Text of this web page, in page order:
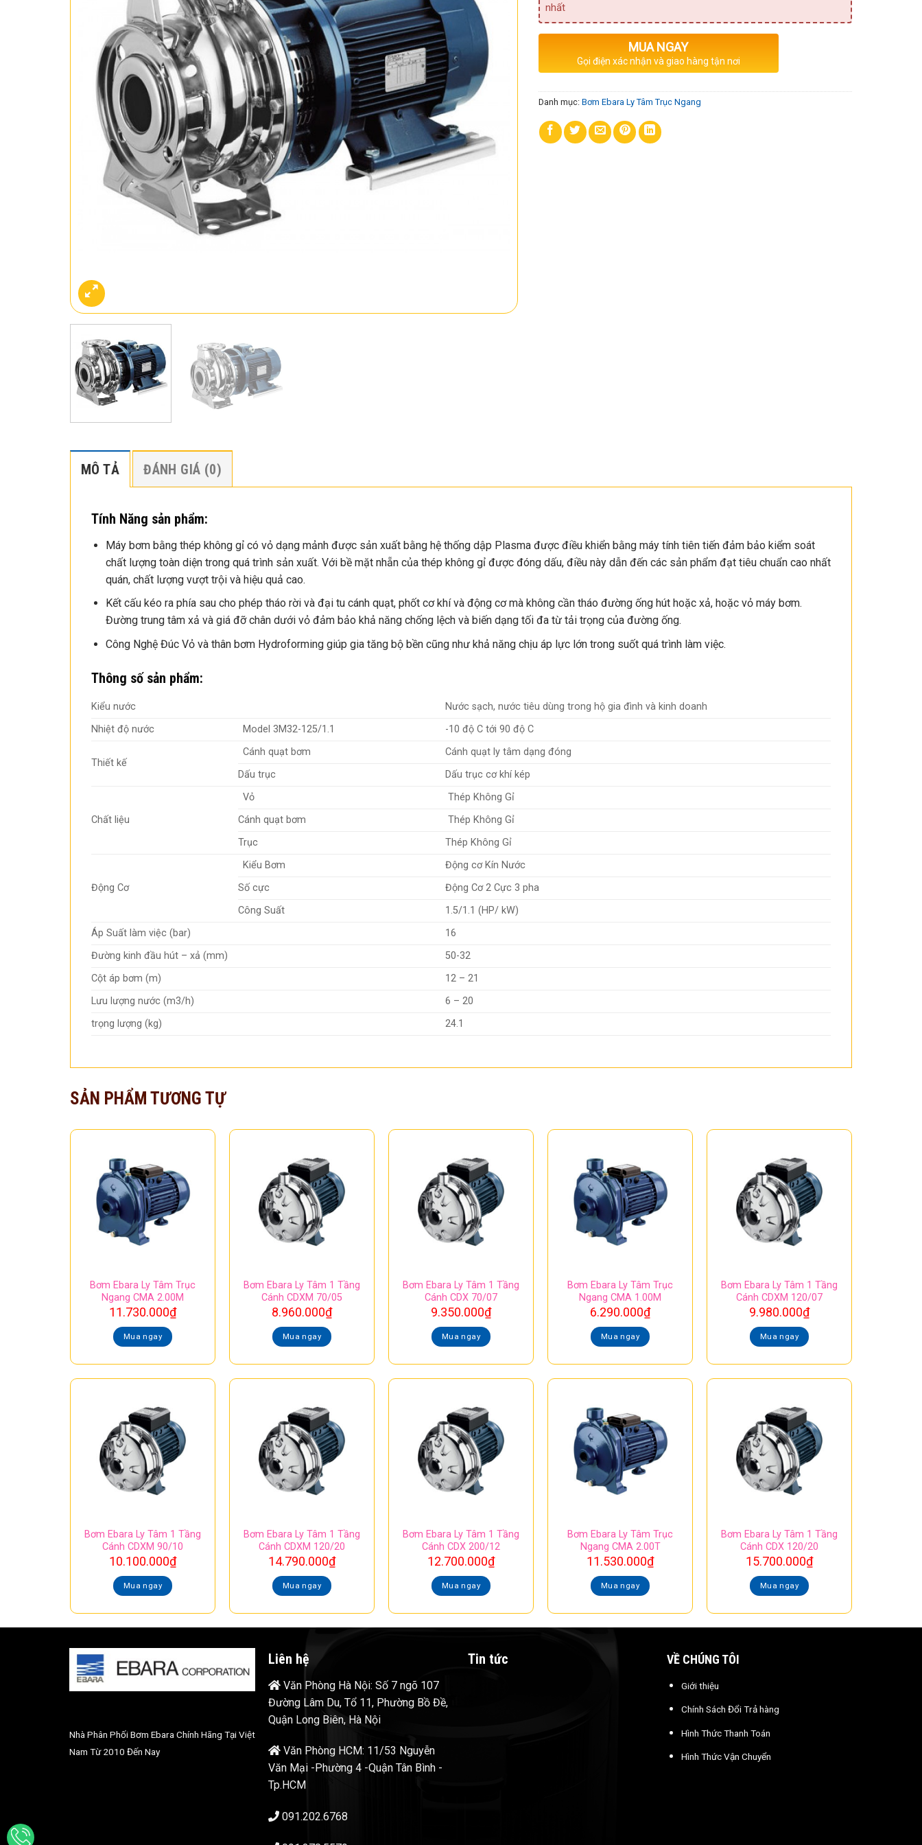
nhất
MUA NGAY
Gọi điện xác nhận và giao hàng tận nơi
Danh mục: Bơm Ebara Ly Tâm Trục Ngang
MÔ TẢ ĐÁNH GIÁ (0)
Tính Năng sản phẩm:
Máy bơm bằng thép không gỉ có vỏ dạng mảnh được sản xuất bằng hệ thống dập Plasma được điều khiển bằng máy tính tiên tiến đảm bảo kiểm soát
chất lượng toàn diện trong quá trình sản xuất. Với bề mặt nhẵn của thép không gỉ được đóng dấu, điều này dẫn đến các sản phẩm đạt tiêu chuẩn cao nhất
quán, chất lượng vượt trội và hiệu quả cao.
Kết cấu kéo ra phía sau cho phép tháo rời và đại tu cánh quạt, phốt cơ khí và động cơ mà không cần tháo đường ống hút hoặc xả, hoặc vỏ máy bơm.
Đường trung tâm xả và giá đỡ chân dưới vỏ đảm bảo khả năng chống lệch và biến dạng tối đa từ tải trọng của đường ống.
Công Nghệ Đúc Vỏ và thân bơm Hydroforming giúp gia tăng bộ bền cũng như khả năng chịu áp lực lớn trong suốt quá trình làm việc.
Thông số sản phẩm:
Kiểu nước
Nước sạch, nước tiêu dùng trong hộ gia đình và kinh doanh
Nhiệt độ nước
Model 3M32-125/1.1 -10 độ C tới 90 độ C
Thiết kế
Cánh quạt bơm
Cánh quạt ly tâm dạng đóng
Dấu trục
Dấu trục cơ khí kép
Chất liệu
Vỏ
Thép Không Gỉ
Cánh quạt bơm
Thép Không Gỉ
Trục
Thép Không Gỉ
Động Cơ
Kiểu Bơm
Động cơ Kín Nước
Số cực
Động Cơ 2 Cực 3 pha
Công Suất
1.5/1.1 (HP/ kW)
Áp Suất làm việc (bar)
16
Đường kinh đầu hút – xả (mm)
50-32
Cột áp bơm (m)
12 – 21
Lưu lượng nước (m3/h)
6 – 20
trọng lượng (kg)
24.1
SẢN PHẨM TƯƠNG TỰ
Bơm Ebara Ly Tâm Trục
Ngang CMA 2.00M
11.730.000₫
Mua ngay
Bơm Ebara Ly Tâm 1 Tầng
Cánh CDXM 70/05
8.960.000₫
Mua ngay
Bơm Ebara Ly Tâm 1 Tầng
Cánh CDX 70/07
9.350.000₫
Mua ngay
Bơm Ebara Ly Tâm Trục
Ngang CMA 1.00M
6.290.000₫
Mua ngay
Bơm Ebara Ly Tâm 1 Tầng
Cánh CDXM 120/07
9.980.000₫
Mua ngay
Bơm Ebara Ly Tâm 1 Tầng
Cánh CDXM 90/10
10.100.000₫
Mua ngay
Bơm Ebara Ly Tâm 1 Tầng
Cánh CDXM 120/20
14.790.000₫
Mua ngay
Bơm Ebara Ly Tâm 1 Tầng
Cánh CDX 200/12
12.700.000₫
Mua ngay
Bơm Ebara Ly Tâm Trục
Ngang CMA 2.00T
11.530.000₫
Mua ngay
Bơm Ebara Ly Tâm 1 Tầng
Cánh CDX 120/20
15.700.000₫
Mua ngay
Nhà Phân Phối Bơm Ebara Chính Hãng Tại Việt
Nam Từ 2010 Đến Nay
Liên hệ
Văn Phòng Hà Nội: Số 7 ngõ 107
Đường Lâm Du, Tổ 11, Phường Bồ Đề,
Quận Long Biên, Hà Nội
Văn Phòng HCM: 11/53 Nguyễn
Văn Mại -Phường 4 -Quận Tân Bình -
Tp.HCM
091.202.6768
Tin tức VỀ CHÚNG TÔI
Giới thiệu
Chính Sách Đổi Trả hàng
Hình Thức Thanh Toán
Hình Thức Vận Chuyển